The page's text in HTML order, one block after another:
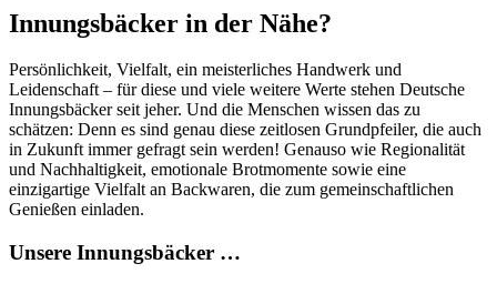
Innungsbäcker in der Nähe?
Persönlichkeit, Vielfalt, ein meisterliches Handwerk und
Leidenschaft – für diese und viele weitere Werte stehen Deutsche
Innungsbäcker seit jeher. Und die Menschen wissen das zu
schätzen: Denn es sind genau diese zeitlosen Grundpfeiler, die auch
in Zukunft immer gefragt sein werden! Genauso wie Regionalität
und Nachhaltigkeit, emotionale Brotmomente sowie eine
einzigartige Vielfalt an Backwaren, die zum gemeinschaftlichen
Genießen einladen.
Unsere Innungsbäcker …